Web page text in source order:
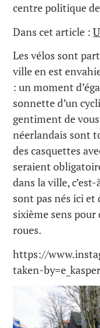
centre politique
Dans cet article :
Les vélos sont
ville en est
: un moment
sonnette d’un
gentiment de
néerlandais sont
des casquettes
seraient
dans la ville,
sont pas nés ici et
sixième sens pour
roues.
https://
taken-